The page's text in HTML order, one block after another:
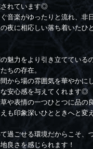
されています◎
音楽がゆったりと流れ、非
夜に相応しい落ち着いたひ
魅力をより引き立てている
ちの存在。
から場の雰囲気を華やかに
安心感を与えてくれます◎
や表情の一つひとつに品の
も印象深いひとときへと変
過ごせる環境だからこそ、
良さを感じられます！